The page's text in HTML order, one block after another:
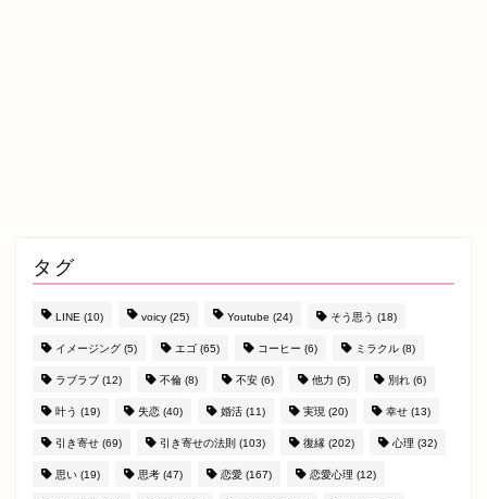
タグ
LINE (10) voicy (25) Youtube (24) そう思う (18)
イメージング (5) エゴ (65) コーヒー (6) ミラクル (8)
ラブラブ (12) 不倫 (8) 不安 (6) 他力 (5) 別れ (6)
叶う (19) 失恋 (40) 婚活 (11) 実現 (20) 幸せ (13)
引き寄せ (69) 引き寄せの法則 (103) 復縁 (202) 心理 (32)
思い (19) 思考 (47) 恋愛 (167) 恋愛心理 (12)